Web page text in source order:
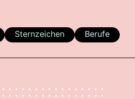
Sternzeichen Berufe